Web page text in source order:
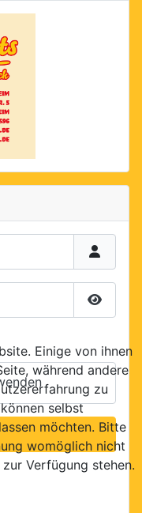
Einige von ihnen
während andere
zu
selbst
möchten. Bitte
womöglich nicht
Verfügung stehen.